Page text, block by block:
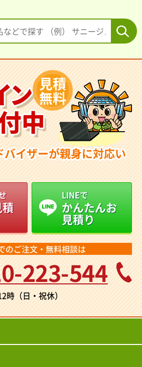
ン
中
見積
無料
イザーが親身に対応い
LINEで
かんたんお
見積り
のご注文・無料相談は
223-544
時（日・祝休）